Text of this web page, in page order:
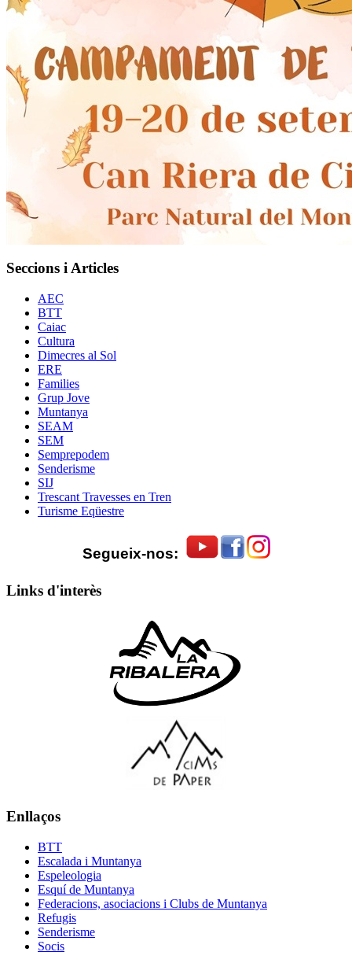
Seccions i Articles
AEC
BTT
Caiac
Cultura
Dimecres al Sol
ERE
Families
Grup Jove
Muntanya
SEAM
SEM
Semprepodem
Senderisme
SIJ
Trescant Travesses en Tren
Turisme Eqüestre
Segueix-nos:
Links d'interès
Enllaços
BTT
Escalada i Muntanya
Espeleologia
Esquí de Muntanya
Federacions, asociacions i Clubs de Muntanya
Refugis
Senderisme
Socis